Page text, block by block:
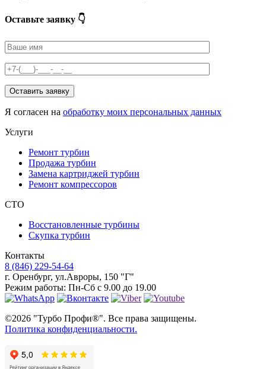
Оставьте заявку 👇
Я согласен на обработку моих персональных данных
Услуги
Ремонт турбин
Продажа турбин
Замена картриджей турбин
Ремонт компрессоров
СТО
Восстановленные турбины
Скупка турбин
Контакты
8 (846) 229-54-64
г. Оренбург, ул.Авроры, 150 "Г"
Режим работы: Пн-Сб с 9.00 до 19.00
©2026 "Турбо Профи®". Все права защищены.
Политика конфиденциальности.